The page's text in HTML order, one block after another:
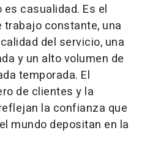
casualidad. Es el
constante, una
del servicio, una
y un alto volumen de
temporada. El
de clientes y la
la confianza que
mundo depositan en la